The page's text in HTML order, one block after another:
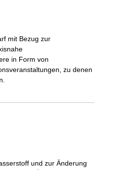
mit Bezug zur
in Form von
zu denen
und zur Änderung